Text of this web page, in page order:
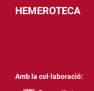
HEMEROTECA
Amb la col·laboració: